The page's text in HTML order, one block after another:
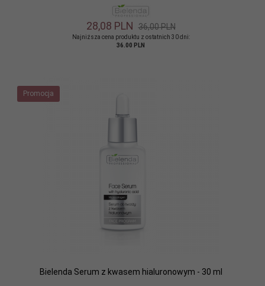
28,08 PLN 36,00 PLN
Najniższa cena produktu z ostatnich 30 dni:
36.00 PLN
Promocja
Bielenda Serum z kwasem hialuronowym - 30 ml